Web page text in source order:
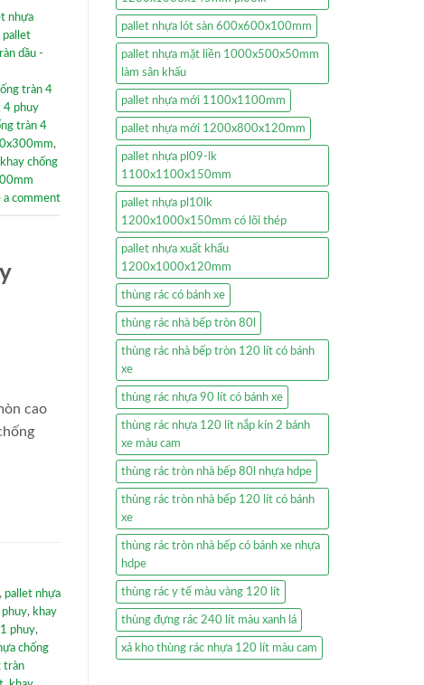
nhựa
pallet
dầu -
tràn 4
4 phuy
tràn 4
,
khay chống
a comment
cao
, pallet nhựa
phuy, khay
phuy,
chống
tràn
pallet nhựa lót sàn 600x600x100mm
pallet nhựa mặt liền 1000x500x50mm
làm sân khấu
pallet nhựa mới 1100x1100mm
pallet nhựa mới 1200x800x120mm
pallet nhựa pl09-lk
1100x1100x150mm
pallet nhựa pl10lk
1200x1000x150mm có lõi thép
pallet nhựa xuất khẩu
1200x1000x120mm
thùng rác có bánh xe
thùng rác nhà bếp tròn 80l
thùng rác nhà bếp tròn 120 lít có bánh
xe
thùng rác nhựa 90 lít có bánh xe
thùng rác nhựa 120 lít nắp kín 2 bánh
xe màu cam
thùng rác tròn nhà bếp 80l nhựa hdpe
thùng rác tròn nhà bếp 120 lít có bánh
xe
thùng rác tròn nhà bếp có bánh xe nhựa
hdpe
thùng rác y tế màu vàng 120 lít
thùng đựng rác 240 lít màu xanh lá
xả kho thùng rác nhựa 120 lít màu cam